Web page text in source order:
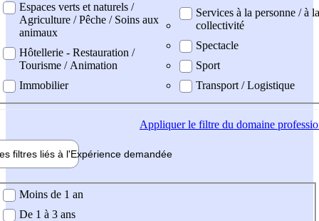
Espaces verts et naturels /
Agriculture / Pêche / Soins aux
animaux
Hôtellerie - Restauration /
Tourisme / Animation
Immobilier
Services à la personne / à la
collectivité
Spectacle
Sport
Transport / Logistique
Appliquerle filtre du domaine
filtres liés à l'Expérience demandée
demandée
Moins de 1 an
De 1 à 3 ans